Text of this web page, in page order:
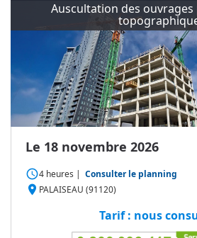
Auscultation des
Le 18 novembre 2026
access_time4 heures | Consulter le planning
place PALAISEAU (91120)
Tarif : nous